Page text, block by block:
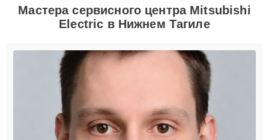
Мастера сервисного центра Mitsubishi
Electric в Нижнем Тагиле